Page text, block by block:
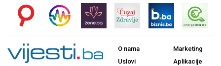
O nama
Uslovi
Marketing
Aplikacije